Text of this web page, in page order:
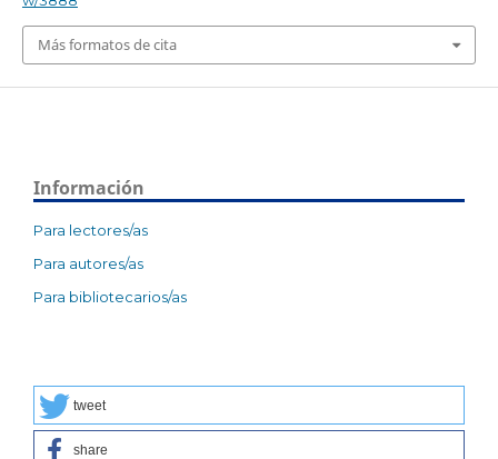
Más formatos de cita
Información
Para lectores/as
Para autores/as
Para bibliotecarios/as
tweet
share